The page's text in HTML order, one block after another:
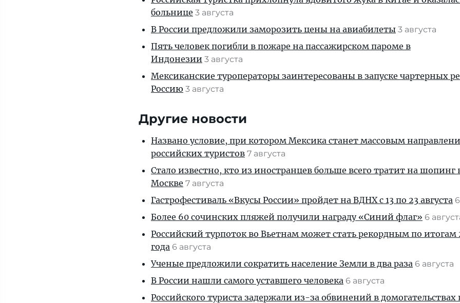
больнице 3 августа
В России предложили заморозить цены на авиабилеты 3 августа
Пять человек погибли в пожаре на пассажирском пароме в
Индонезии 3 августа
Мексиканские туроператоры заинтересованы в запуске чартерных
Россию 3 августа
Другие новости
Названо условие, при котором Мексика станет массовым
российских туристов 7 августа
Стало известно, кто из иностранцев больше всего тратит на шопинг
Москве 7 августа
Гастрофестиваль «Вкусы России» пройдет на ВДНХ с 13 по 23 августа
Более 60 сочинских пляжей получили награду «Синий флаг» 6
Российский турпоток во Вьетнам может стать рекордным по итогам
года 6 августа
Ученые предложили сократить население Земли в два раза 6 августа
В России нашли самого уставшего человека 6 августа
Российского туриста задержали из-за обвинений в домогательствах